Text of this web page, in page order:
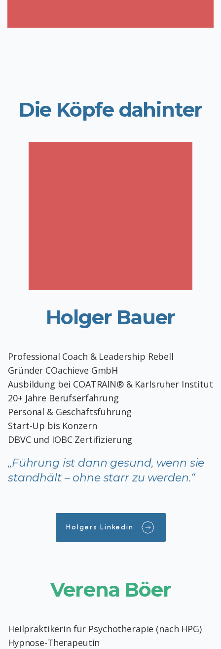
Die Köpfe dahinter
Holger Bauer
Professional Coach & Leadership Rebell
Gründer COachieve GmbH
Ausbildung bei COATRAIN® & Karlsruher Institut
20+ Jahre Berufserfahrung
Personal & Geschäftsführung
Start-Up bis Konzern
DBVC und IOBC Zertifizierung
„Führung ist dann gesund, wenn sie
standhält – ohne starr zu werden.“
Holgers Linkedin
Verena Böer
Heilpraktikerin für Psychotherapie (nach HPG)
Hypnose-Therapeutin